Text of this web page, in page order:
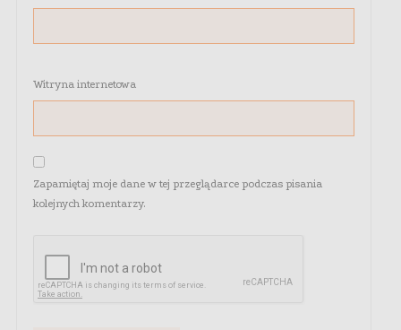
Witryna internetowa
Zapamiętaj moje dane w tej przeglądarce podczas pisania
kolejnych komentarzy.